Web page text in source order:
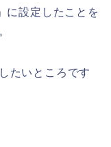
に設定したことを
たいところです